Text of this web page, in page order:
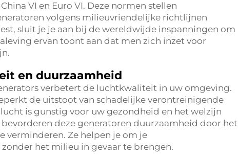
VI en Euro VI. Deze normen stellen
volgens milieuvriendelijke richtlijnen
sluit je je aan bij de wereldwijde inspanningen om
ervan toont aan dat men zich inzet voor
en duurzaamheid
verbetert de luchtkwaliteit in uw omgeving.
de uitstoot van schadelijke verontreinigende
is gunstig voor uw gezondheid en het welzijn
deze generatoren duurzaamheid door het
verminderen. Ze helpen je om je
het milieu in gevaar te brengen.